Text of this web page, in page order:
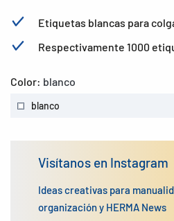
Etiquetas blancas para
Respectivamente 1000
Color: blanco
blanco
Visítanos en Instagram
Ideas creativas para
organización y HERMA News